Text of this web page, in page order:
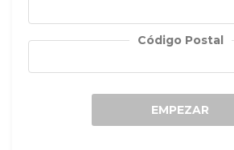
Código Postal
EMPEZAR